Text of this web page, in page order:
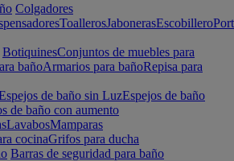
Colgadores
ToallerosJabonerasEscobillero
BotiquinesConjuntos de muebles para
bañoArmarios para bañoRepisa para
de baño sin LuzEspejos de baño
de baño con aumento
LavabosMamparas
cocinaGrifos para ducha
Barras de seguridad para baño